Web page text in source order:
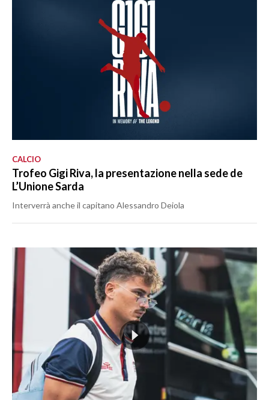
CALCIO
Trofeo Gigi Riva, la presentazione nella sede de
L’Unione Sarda
Interverrà anche il capitano Alessandro Deiola